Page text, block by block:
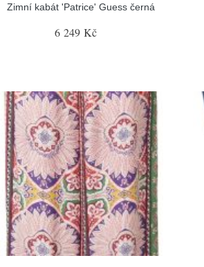
Zimní kabát 'Patrice' Guess černá
6 249 Kč